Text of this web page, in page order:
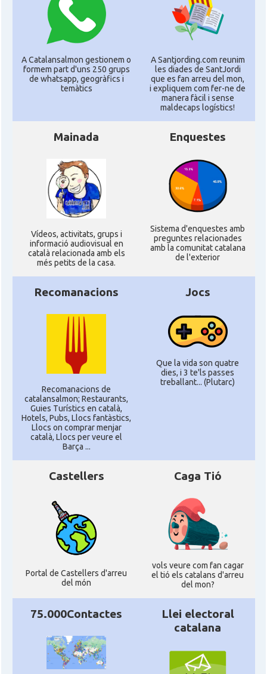
Consolat Consolat general a Marseille
Consolat Consolat general a Montpellier
Consolat Consolat general a Paris
Consolat general a Pau
Consolat Consolat general a Perpinyà
Consolat Consolat general a Strasbourg
Consolat Consolat general a Toulouse
Ambaixada Ambaixada espanyola a França
* + ambaixades i consolats
A Catalansalmon gestionem o
formem part d'uns 250 grups
de whatsapp, geogràfics i
temàtics
A Santjording.com reunim
les diades de SantJordi
que es fan arreu del mon,
i expliquem com fer-ne de
manera fàcil i sense
maldecaps logí­stics!
Mainada
Ví­deos, activitats, grups i
informació audiovisual en
català relacionada amb els
més petits de la casa.
Enquestes
Sistema d'enquestes amb
preguntes relacionades
amb la comunitat catalana
de l'exterior
Recomanacions
Recomanacions de
catalansalmon; Restaurants,
Guies Turístics en català,
Hotels, Pubs, Llocs fantàstics,
Llocs on comprar menjar
català, Llocs per veure el
Barça ...
Jocs
Que la vida son quatre
dies, i 3 te'ls passes
treballant... (Plutarc)
Castellers
Portal de Castellers d'arreu
del món
Caga Tió
vols veure com fan cagar
el tió els catalans d'arreu
del mon?
75.000Contactes
Llei electoral
catalana